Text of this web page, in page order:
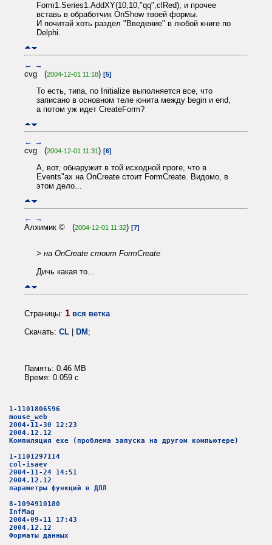
Form1.Series1.AddXY(10,10,"qq",clRed); и прочее
вставь в обработчик OnShow твоей формы.
И почитай хоть раздел "Введение" в любой книге по
Delphi.
← →
cvg (2004-12-01 11:18) [5]
То есть, типа, по Initialize выполняется все, что
записано в основном теле юнита между begin и end,
а потом уж идет CreateForm?
← →
cvg (2004-12-01 11:31) [6]
А, вот, обнаружит в той исходной проге, что в
Events"ах на OnCreate стоит FormCreate. Видомо, в
этом дело...
← →
Алхимик © (2004-12-01 11:32) [7]
> на OnCreate стоит FormCreate
Дичь какая то...
Страницы: 1 вся ветка
Скачать: CL | DM;
Память: 0.46 MB
Время: 0.059 c
1-1101806596
mouse_web
2004-11-30 12:23
2004.12.12
Компиляция exe (проблема запуска на другом компьютере)
1-1101297114
col-isaev
2004-11-24 14:51
2004.12.12
параметры функций в ДЛЛ
8-1094910180
InfMag
2004-09-11 17:43
2004.12.12
Форматы данных